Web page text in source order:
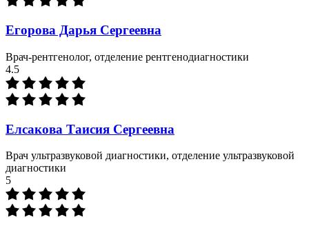
Егорова Дарья Сергеевна
Врач-рентгенолог, отделение рентгенодиагностики
4.5
Елсакова Таисия Сергеевна
Врач ультразвуковой диагностики, отделение ультразвуковой
диагностики
5